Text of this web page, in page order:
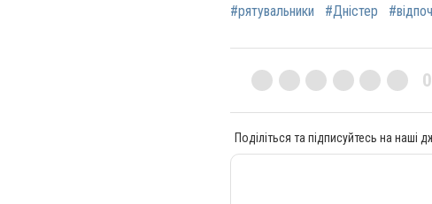
#рятувальники #Дністер
Поділіться та підписуйтесь на наші